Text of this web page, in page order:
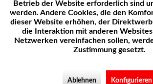
Betrieb der Website erforderlich sind
werden. Andere Cookies, die den
dieser Website erhöhen, der
die Interaktion mit anderen Websites
Netzwerken vereinfachen sollen,
Zustimmung gesetzt.
Ablehnen Konfigurieren